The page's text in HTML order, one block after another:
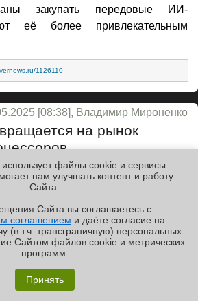
✖
закупать передовые ИИ-
её более привлекательным
1126110
[08:38], Владимир Мироненко
на рынок
qualcomm ии инференс саудовская аравия
возвращается на рынок
Это подтверждает
, подписанный
Humain, принадлежащим
Саудовской Аравии, с целью
предложения гибридного ИИ на
а также сервисов “от облака до
файлы cookie и сервисы
нам улучшать контент и работу
Cайта.
Cайта вы соглашаетесь с
соглашением и даёте согласие на
(в т.ч. трансграничную) персональных
Cайтом файлов cookie и метрических
программ.
Принять